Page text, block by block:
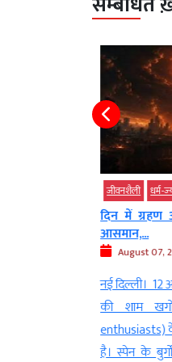
जीवनशैली धर्म-
दिन में ग्रहण
आसमान,...
August 07,
नई दिल्ली।
की शाम
enthusiasts)
है। स्पेन के